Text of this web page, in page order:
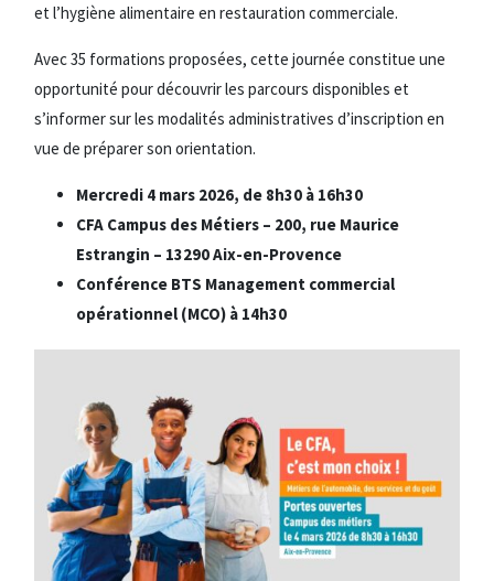
et l’hygiène alimentaire en restauration commerciale.
Avec 35 formations proposées, cette journée constitue une
opportunité pour découvrir les parcours disponibles et
s’informer sur les modalités administratives d’inscription en
vue de préparer son orientation.
Mercredi 4 mars 2026, de 8h30 à 16h30
CFA Campus des Métiers – 200, rue Maurice
Estrangin – 13290 Aix-en-Provence
Conférence BTS Management commercial
opérationnel (MCO) à 14h30